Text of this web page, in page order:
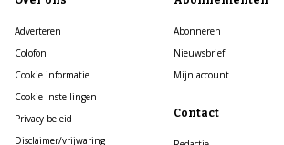
Adverteren
Colofon
Cookie informatie
Cookie Instellingen
Privacy beleid
Disclaimer/vrijwaring
Abonneren
Nieuwsbrief
Mijn account
Contact